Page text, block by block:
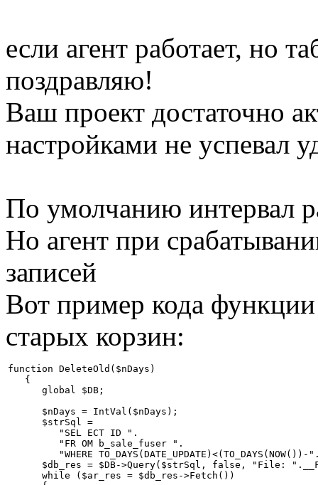
если агент работает, но
поздравляю!
Ваш проект достаточно
настройками не успевал
По умолчанию интервал
Но агент при
записей
Вот пример кода
старых корзин:
function DeleteOld($nDays)
{
global $DB;
$nDays = IntVal($nDays);
$strSql =
"SEL ECT ID ".
"FR OM b_sale_fuser ".
"WHERE
$db_res = $DB->Query($strSql, false, "File:
while ($ar_res = $db_res->Fetch())